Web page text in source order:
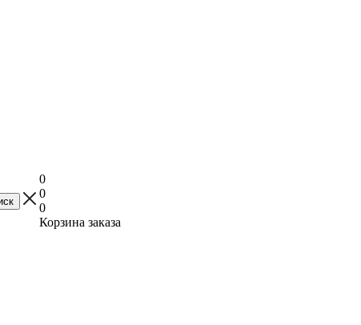
0
0
0
Корзина заказа